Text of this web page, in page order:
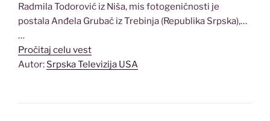
Radmila Todorović iz Niša, mis fotogeničnosti je
postala Anđela Grubač iz Trebinja (Republika Srpska),…
…
Pročitaj celu vest
Autor: Srpska Televizija USA